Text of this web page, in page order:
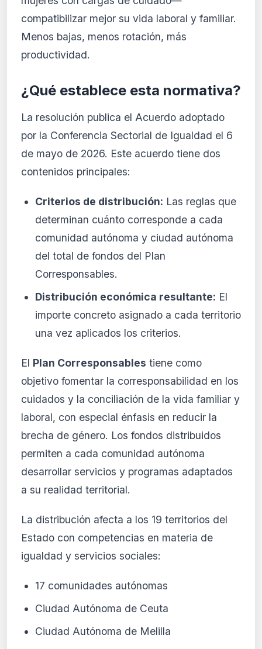
compatibilizar mejor su vida laboral y familiar.
Menos bajas, menos rotación, más
productividad.
¿Qué establece esta normativa?
La resolución publica el Acuerdo adoptado
por la Conferencia Sectorial de Igualdad el 6
de mayo de 2026. Este acuerdo tiene dos
contenidos principales:
Criterios de distribución: Las reglas que
determinan cuánto corresponde a cada
comunidad autónoma y ciudad autónoma
del total de fondos del Plan
Corresponsables.
Distribución económica resultante: El
importe concreto asignado a cada territorio
una vez aplicados los criterios.
El Plan Corresponsables tiene como
objetivo fomentar la corresponsabilidad en los
cuidados y la conciliación de la vida familiar y
laboral, con especial énfasis en reducir la
brecha de género. Los fondos distribuidos
permiten a cada comunidad autónoma
desarrollar servicios y programas adaptados
a su realidad territorial.
La distribución afecta a los 19 territorios del
Estado con competencias en materia de
igualdad y servicios sociales:
17 comunidades autónomas
Ciudad Autónoma de Ceuta
Ciudad Autónoma de Melilla